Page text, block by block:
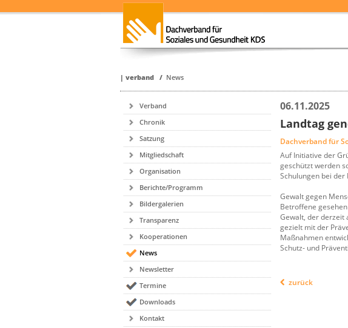
| verband / News
Verband
Chronik
Satzung
Mitgliedschaft
Organisation
Berichte/Programm
Bildergalerien
Transparenz
Kooperationen
News
Newsletter
Termine
Downloads
Kontakt
06.11.2025
Landtag
Dachverband für
Auf Initiative der
geschützt werden
Schulungen bei der
Gewalt gegen
Betroffene
Gewalt, der derzeit
gezielt mit der
Maßnahmen
Schutz- und
zurück